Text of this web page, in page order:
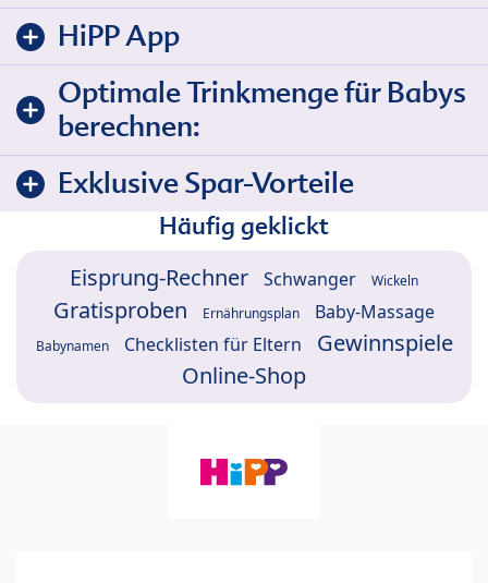
HiPP App
Optimale Trinkmenge für Babys
berechnen:
Exklusive Spar-Vorteile
Häufig geklickt
Eisprung-Rechner Schwanger Wickeln
Gratisproben Ernährungsplan Baby-Massage
Babynamen Checklisten für Eltern
Gewinnspiele
Online-Shop